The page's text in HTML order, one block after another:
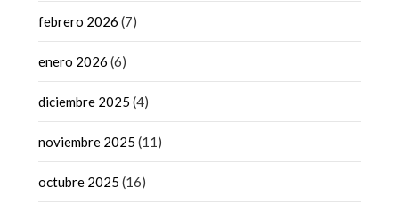
febrero 2026 (7)
enero 2026 (6)
diciembre 2025 (4)
noviembre 2025 (11)
octubre 2025 (16)